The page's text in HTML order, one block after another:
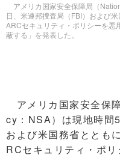
アメリカ国家安全保障局（
日、米連邦捜査局（FBI）および
ARCセキュリティ・ポリシーを悪
蔽する」を発表した。
アメリカ国家安全保
cy：NSA）は現地時間
および米国務省ととも
RCセキュリティ・ポ